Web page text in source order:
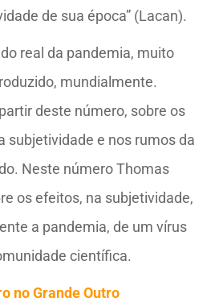
de sua época” (Lacan).
real da pandemia, muito
mundialmente.
deste número, sobre os
subjetividade e nos rumos da
Neste número Thomas
os efeitos, na subjetividade,
a pandemia, de um vírus
científica.
no Grande Outro